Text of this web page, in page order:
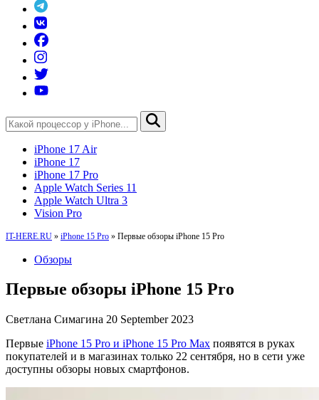
iPhone 17 Air
iPhone 17
iPhone 17 Pro
Apple Watch Series 11
Apple Watch Ultra 3
Vision Pro
IT-HERE.RU » iPhone 15 Pro » Первые обзоры iPhone 15 Pro
Обзоры
Первые обзоры iPhone 15 Pro
Светлана Симагина 20 September 2023
Первые iPhone 15 Pro и iPhone 15 Pro Max появятся в руках
покупателей и в магазинах только 22 сентября, но в сети уже
доступны обзоры новых смартфонов.